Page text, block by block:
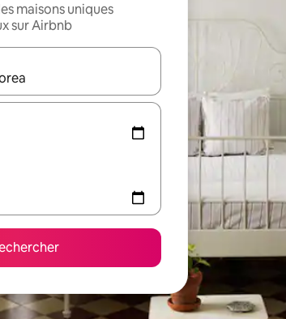
maisons uniques
sur Airbnb
utilisez les flèches vers le haut et vers le